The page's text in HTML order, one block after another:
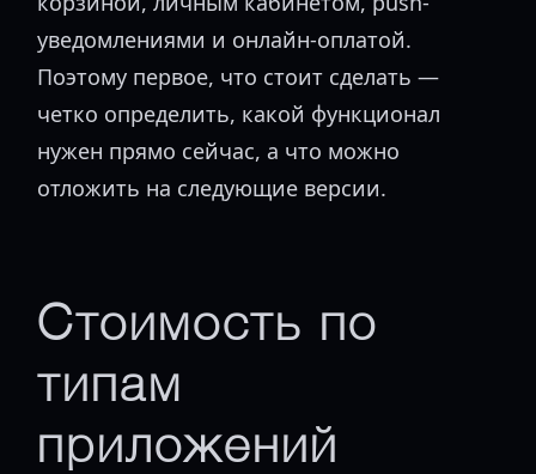
уведомлениями и онлайн-оплатой.
Поэтому первое, что стоит сделать —
четко определить, какой функционал
нужен прямо сейчас, а что можно
отложить на следующие версии.
Стоимость по
типам
приложений